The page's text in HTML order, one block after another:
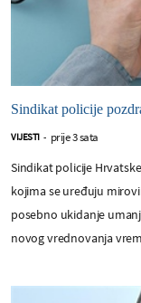
Sindikat policije
VIJESTI - prije 3 sata
Sindikat policije
kojima se uređuju
posebno ukidanje
novog vrednovanja